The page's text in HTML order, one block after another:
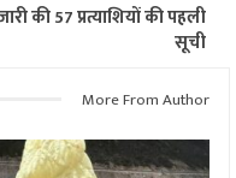
की 57 प्रत्याशियों की पहली
सूची
More From Author